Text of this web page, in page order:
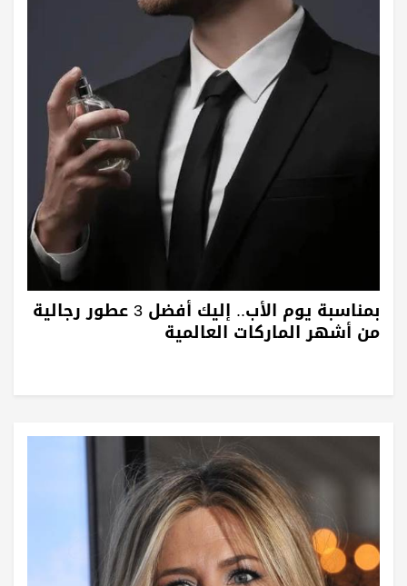
بمناسبة يوم الأب.. إليك أفضل 3 عطور رجالية
من أشهر الماركات العالمية